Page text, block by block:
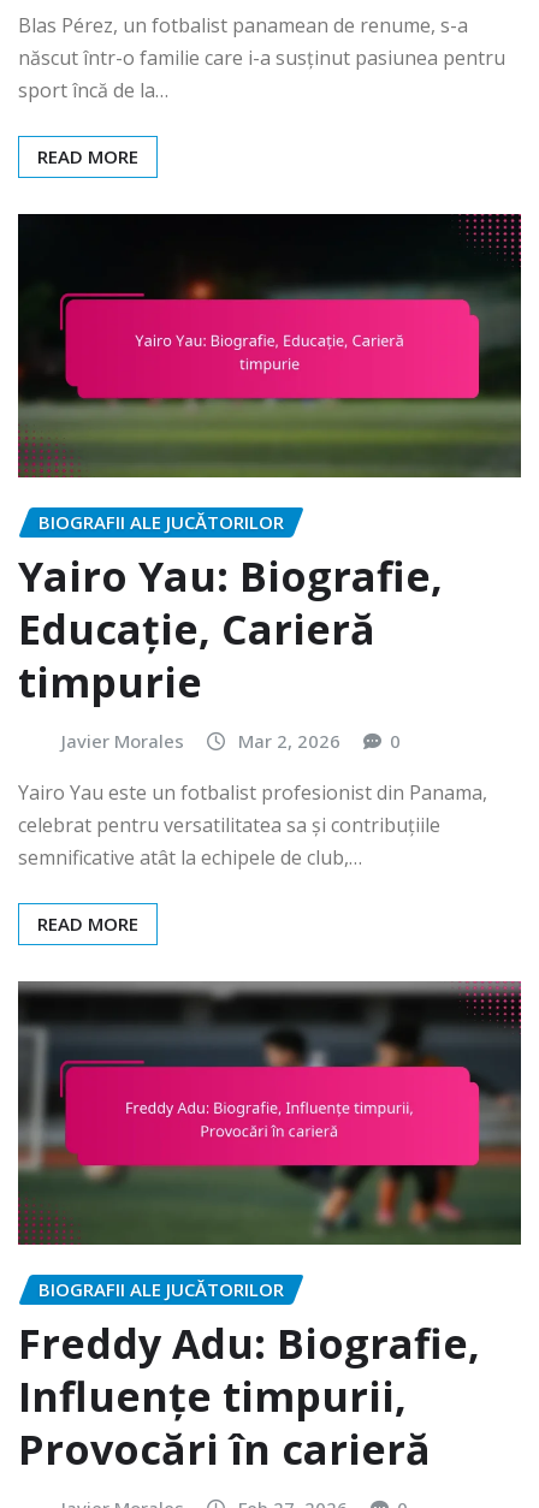
Blas Pérez, un fotbalist panamean de renume, s-a
născut într-o familie care i-a susținut pasiunea pentru
sport încă de la…
READ MORE
BIOGRAFII ALE JUCĂTORILOR
Yairo Yau: Biografie,
Educație, Carieră
timpurie
Javier Morales Mar 2, 2026 0
Yairo Yau este un fotbalist profesionist din Panama,
celebrat pentru versatilitatea sa și contribuțiile
semnificative atât la echipele de club,…
READ MORE
BIOGRAFII ALE JUCĂTORILOR
Freddy Adu: Biografie,
Influențe timpurii,
Provocări în carieră